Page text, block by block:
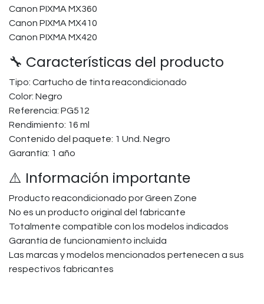
Canon PIXMA MX360
Canon PIXMA MX410
Canon PIXMA MX420
🔧 Características del producto
Tipo: Cartucho de tinta reacondicionado
Color: Negro
Referencia: PG512
Rendimiento: 16 ml
Contenido del paquete: 1 Und. Negro
Garantía: 1 año
⚠️ Información importante
Producto reacondicionado por Green Zone
No es un producto original del fabricante
Totalmente compatible con los modelos indicados
Garantía de funcionamiento incluida
Las marcas y modelos mencionados pertenecen a sus
respectivos fabricantes